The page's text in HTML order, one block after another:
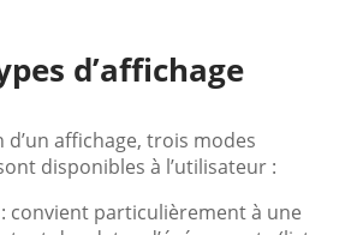
d’affichage
d’un affichage, trois modes
disponibles à l’utilisateur :
: convient particulièrement à une